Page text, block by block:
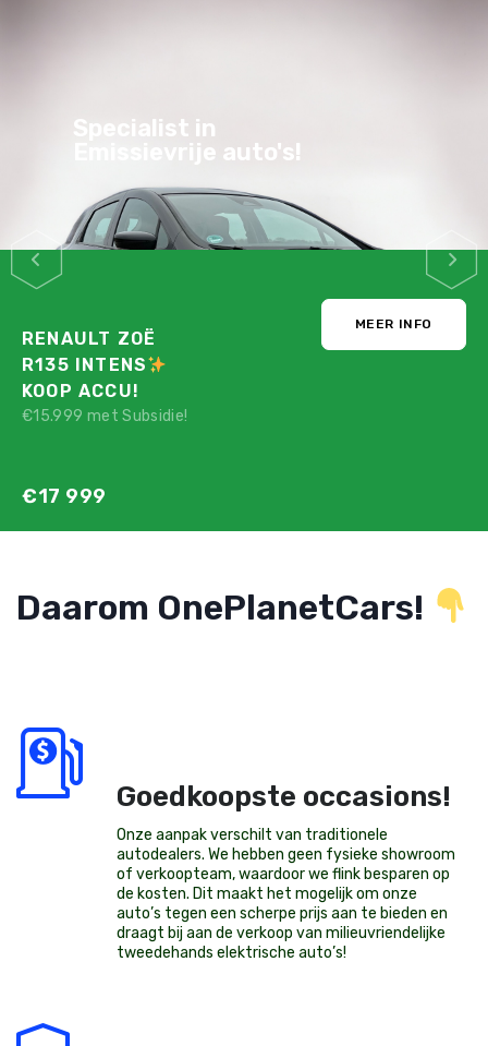
Stijlvol, Praktisch,
Zuinig & Veilig
PEUGEOT E-208
GT PACK
STRAKBLAUW!
Nu maar voor:
€12 780
MEER INFO
Daarom OnePlanetCars!
Goedkoopste occasions!
Onze aanpak verschilt van traditionele
autodealers. We hebben geen fysieke showroom
of verkoopteam, waardoor we flink besparen op
de kosten. Dit maakt het mogelijk om onze
auto’s tegen een scherpe prijs aan te bieden en
draagt bij aan de verkoop van milieuvriendelijke
tweedehands elektrische auto’s!